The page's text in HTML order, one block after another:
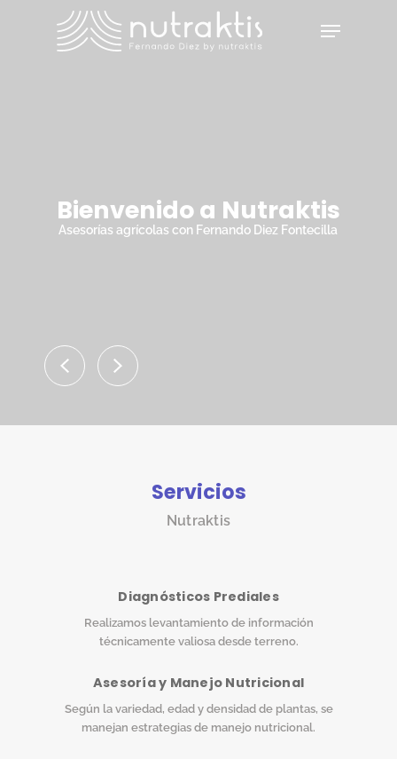
Menu
Bienvenido a Nutraktis
Asesorías agrícolas con Fernando Diez Fontecilla
Servicios
Nutraktis
Diagnósticos Prediales
Realizamos levantamiento de información
técnicamente valiosa desde terreno.
Asesoría y Manejo Nutricional
Según la variedad, edad y densidad de plantas, se
manejan estrategias de manejo nutricional.